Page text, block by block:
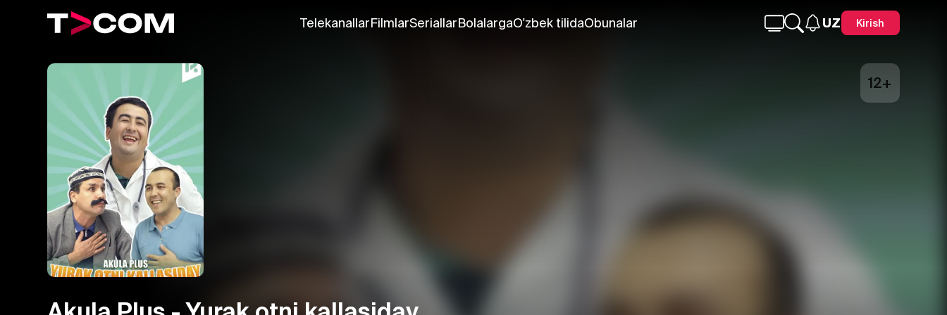
TelekanallarFilmlarSeriallarBolalargaO'zbek tilidaObunalar UZ Kirish
12+
Telegram